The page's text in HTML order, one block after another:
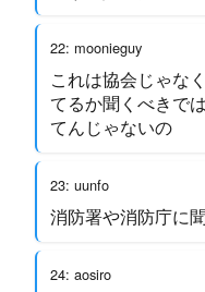
22: moonieguy
これは協会じゃな
てるか聞くべきで
てんじゃないの
23: uunfo
消防署や消防庁に
24: aosiro